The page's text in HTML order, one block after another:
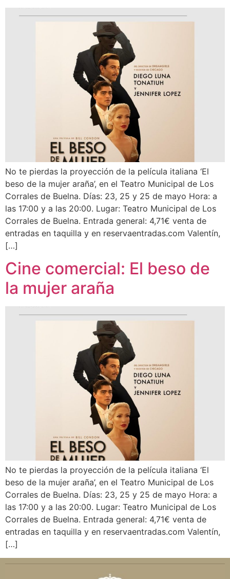
No te pierdas la proyección de la película italiana ‘El
beso de la mujer araña’, en el Teatro Municipal de Los
Corrales de Buelna. Días: 23, 25 y 25 de mayo Hora: a
las 17:00 y a las 20:00. Lugar: Teatro Municipal de Los
Corrales de Buelna. Entrada general: 4,71€ venta de
entradas en taquilla y en reservaentradas.com Valentín,
[…]
Cine comercial: El beso de
la mujer araña
No te pierdas la proyección de la película italiana ‘El
beso de la mujer araña’, en el Teatro Municipal de Los
Corrales de Buelna. Días: 23, 25 y 25 de mayo Hora: a
las 17:00 y a las 20:00. Lugar: Teatro Municipal de Los
Corrales de Buelna. Entrada general: 4,71€ venta de
entradas en taquilla y en reservaentradas.com Valentín,
[…]